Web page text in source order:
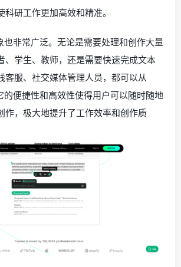
研工作更加高效和精准。
也非常广泛。无论是需要处理和创作大量
、学生、教师，还是需要快速完成文本
客服、社交媒体管理人员，都可以从
的便捷性和高效性使得用户可以随时随地
作，极大地提升了工作效率和创作质